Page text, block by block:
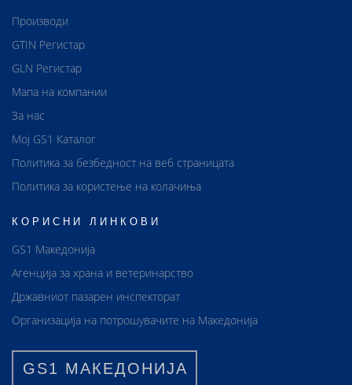
Производи
GTIN Регистар
GLN Регистар
Мапа на компании
За нас
Мој GS1 Каталог
Политика за безбедност на веб страницата
Политика за користење на колачиња
КОРИСНИ ЛИНКОВИ
GS1 Македонија
Агенција за храна и ветеринарство
Државниот пазарен инспекторат
Организација на потрошувачите на Македонија
GS1 МАКЕДОНИЈА